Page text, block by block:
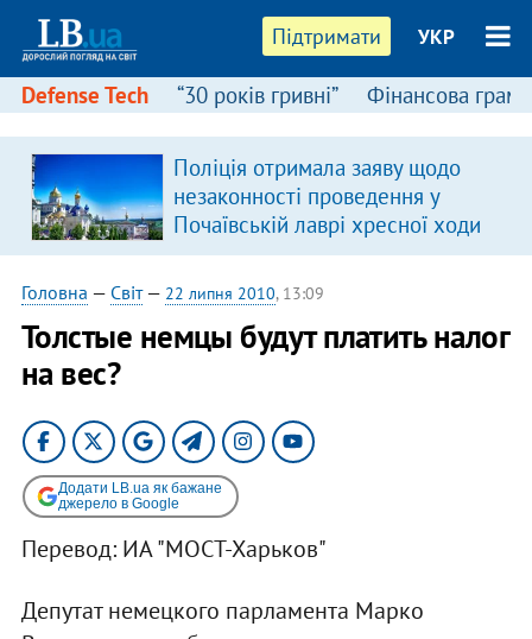
Підтримати УКР
Defense Tech “30 років гривні” Фінансова
Поліція отримала заяву щодо
незаконності проведення у
Почаївській лаврі хресної ходи
Головна — Світ— 22 липня 2010, 13:09
Толстые немцы будут платить налог
на вес?
Додати LB.ua як бажане
джерело в Google
Перевод: ИА "МОСТ-Харьков"
Депутат немецкого парламента Марко